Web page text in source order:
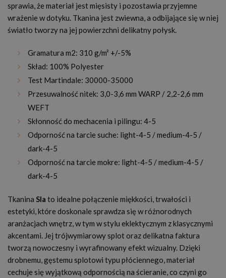
sprawia, że materiał jest mięsisty i pozostawia przyjemne
wrażenie w dotyku. Tkanina jest zwiewna, a odbijające się w niej
światło tworzy na jej powierzchni delikatny połysk.
Gramatura m2: 310 g/m² +/-5%
Skład: 100% Polyester
Test Martindale: 30000-35000
Przesuwalność nitek: 3,0-3,6 mm WARP / 2,2-2,6 mm
WEFT
Skłonność do mechacenia i pilingu: 4-5
Odporność na tarcie suche: light-4-5 / medium-4-5 /
dark-4-5
Odporność na tarcie mokre: light-4-5 / medium-4-5 /
dark-4-5
Tkanina Sla to idealne połączenie miękkości, trwałości i
estetyki, które doskonale sprawdza się w różnorodnych
aranżacjach wnętrz, w tym w stylu eklektycznym z klasycznymi
akcentami. Jej trójwymiarowy splot oraz delikatna faktura
tworzą nowoczesny i wyrafinowany efekt wizualny. Dzięki
drobnemu, gęstemu splotowi typu płóciennego, materiał
cechuje się wyjątkową odpornością na ścieranie, co czyni go